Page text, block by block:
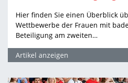
Hier finden Sie einen Überblick
Wettbewerbe der Frauen mit
Beteiligung am zweiten…
Artikel anzeigen